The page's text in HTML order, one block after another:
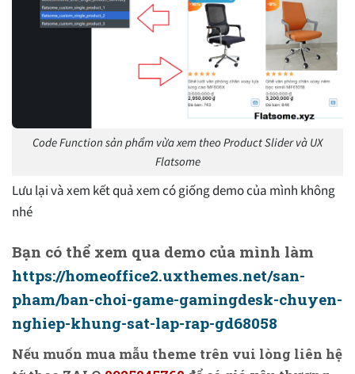
Code Function sản phẩm vừa xem theo Product Slider và UX
Flatsome
Lưu lại và xem kết quả xem có giống demo của mình không
nhé
Bạn có thể xem qua demo của mình làm
https://homeoffice2.uxthemes.net/san-
pham/ban-choi-game-gamingdesk-chuyen-
nghiep-khung-sat-lap-rap-gd68058
Nếu muốn mua mẫu theme trên vui lòng liên hệ